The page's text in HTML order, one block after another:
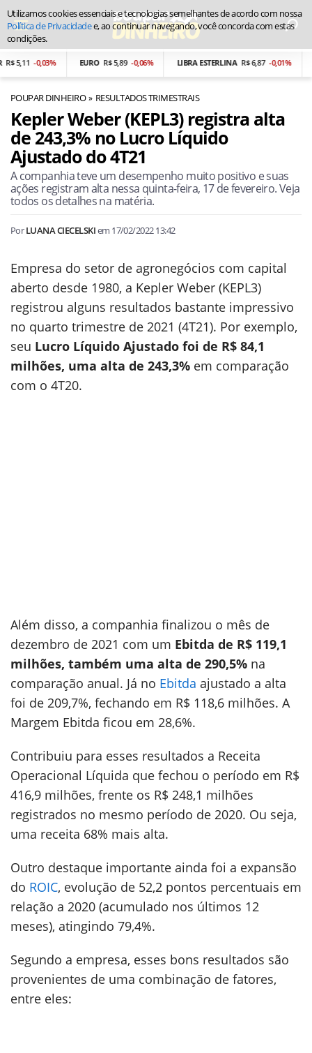
5,11 -0,03% EURO R$ 5,89 -0,06% LIBRA ESTERLINA R$ 6,87 -0,01%
POUPAR DINHEIRO RESULTADOS TRIMESTRAIS
Kepler Weber (KEPL3) registra alta
de 243,3% no Lucro Líquido
Ajustado do 4T21
A companhia teve um desempenho muito positivo e suas
ações registram alta nessa quinta-feira, 17 de fevereiro. Veja
todos os detalhes na matéria.
PorLUANA CIECELSKIem 17/02/2022 13:42
Empresa do setor de agronegócios com capital
aberto desde 1980, a Kepler Weber (KEPL3)
registrou alguns resultados bastante impressivo
no quarto trimestre de 2021 (4T21). Por exemplo,
seu Lucro Líquido Ajustado foi de R$ 84,1
milhões, uma alta de 243,3% em comparação
com o 4T20.
Além disso, a companhia finalizou o mês de
dezembro de 2021 com um Ebitda de R$ 119,1
milhões, também uma alta de 290,5% na
comparação anual. Já no Ebitda ajustado a alta
foi de 209,7%, fechando em R$ 118,6 milhões. A
Margem Ebitda ficou em 28,6%.
Contribuiu para esses resultados a Receita
Operacional Líquida que fechou o período em R$
416,9 milhões, frente os R$ 248,1 milhões
registrados no mesmo período de 2020. Ou seja,
uma receita 68% mais alta.
Outro destaque importante ainda foi a expansão
do ROIC, evolução de 52,2 pontos percentuais em
relação a 2020 (acumulado nos últimos 12
meses), atingindo 79,4%.
Segundo a empresa, esses bons resultados são
provenientes de uma combinação de fatores,
entre eles:
Utilizamos cookies essenciais e tecnologias semelhantes de acordo com nossa
Política de Privacidadee, ao continuar navegando, você concorda com estas
condições.